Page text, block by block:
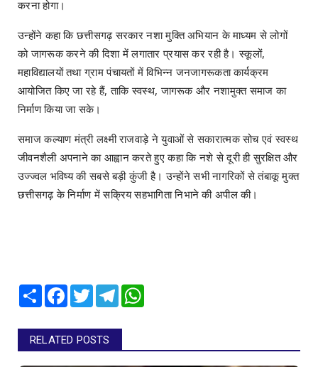
करना होगा।
उन्होंने कहा कि छत्तीसगढ़ सरकार नशा मुक्ति अभियान के माध्यम से लोगों
को जागरूक करने की दिशा में लगातार प्रयास कर रही है। स्कूलों,
महाविद्यालयों तथा ग्राम पंचायतों में विभिन्न जनजागरूकता कार्यक्रम
आयोजित किए जा रहे हैं, ताकि स्वस्थ, जागरूक और नशामुक्त समाज का
निर्माण किया जा सके।
समाज कल्याण मंत्री लक्ष्मी राजवाड़े ने युवाओं से सकारात्मक सोच एवं स्वस्थ
जीवनशैली अपनाने का आह्वान करते हुए कहा कि नशे से दूरी ही सुरक्षित और
उज्ज्वल भविष्य की सबसे बड़ी कुंजी है। उन्होंने सभी नागरिकों से तंबाकू मुक्त
छत्तीसगढ़ के निर्माण में सक्रिय सहभागिता निभाने की अपील की।
Share Facebook
TwitterTelegram
RELATED POSTS